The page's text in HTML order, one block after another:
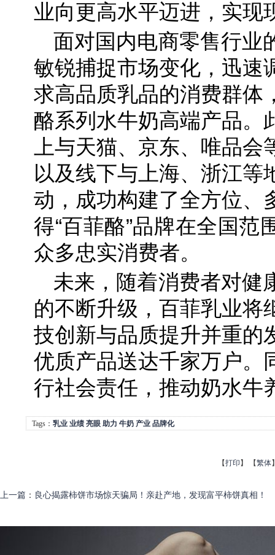
业向更高水平迈进，实现
面对国内电商零售行业
敏锐捕捉市场变化，迅速
求高品质乳品的消费群体
酪系列水牛奶高端产品。
上与天猫、京东、唯品
以及线下与上海、浙江等
动，成功构建了全方位、
得“百菲酪”品牌在全国范
众多忠实消费者。
未来，随着消费者对健
的不断升级，百菲乳业将
技创新与品质提升并重的
优质产品送达千家万户。
行社会责任，推动奶水牛
Tags： 乳业 业绩 亮眼 助力 牛奶 产业 品牌化
【打印 】 【繁体
上一篇 ： 良心揭露柿饼市场惊天骗局！亲赴产地，发现富平柿饼真相！